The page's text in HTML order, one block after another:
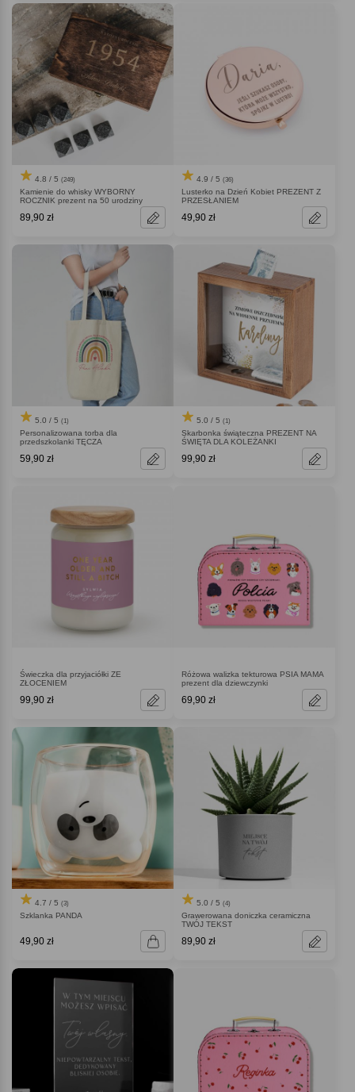
4.8 / 5 (249)
Kamienie do whisky WYBORNY
ROCZNIK prezent na 50 urodziny
89,90 zł
4.9 / 5 (36)
Lusterko na Dzień Kobiet PREZENT Z
PRZESŁANIEM
49,90 zł
5.0 / 5 (1)
Personalizowana torba dla
przedszkolanki TĘCZA
59,90 zł
5.0 / 5 (1)
Skarbonka świąteczna PREZENT NA
ŚWIĘTA DLA KOLEŻANKI
99,90 zł
Świeczka dla przyjaciółki ZE
ZŁOCENIEM
99,90 zł
Różowa walizka tekturowa PSIA MAMA
prezent dla dziewczynki
69,90 zł
4.7 / 5 (3)
Szklanka PANDA
49,90 zł
5.0 / 5 (4)
Grawerowana doniczka ceramiczna
TWÓJ TEKST
89,90 zł